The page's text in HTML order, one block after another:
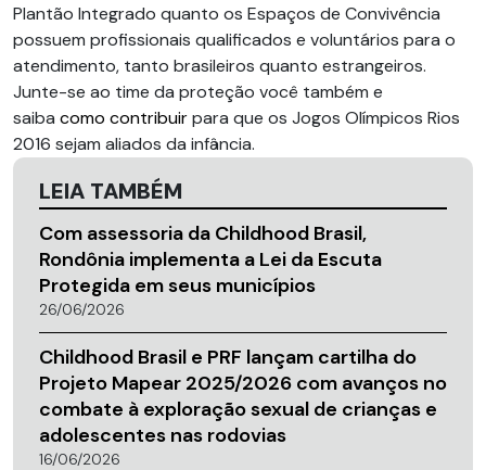
Plantão Integrado quanto os Espaços de Convivência
possuem profissionais qualificados e voluntários para o
atendimento, tanto brasileiros quanto estrangeiros.
Junte-se ao time da proteção você também e
saiba como contribuirpara que os Jogos Olímpicos Rios
2016 sejam aliados da infância.
LEIA TAMBÉM
Com assessoria da Childhood Brasil,
Rondônia implementa a Lei da Escuta
Protegida em seus municípios
26/06/2026
Childhood Brasil e PRF lançam cartilha do
Projeto Mapear 2025/2026 com avanços no
combate à exploração sexual de crianças e
adolescentes nas rodovias
16/06/2026